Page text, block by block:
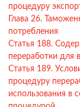
процедуру
Глава 26.
потребления
Статья 188.
переработки для
Статья 189.
процедуру
использования в